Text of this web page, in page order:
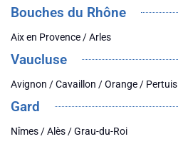
Bouches du Rhône
Aix en Provence / Arles
Vaucluse
Avignon / Cavaillon / Orange / Pertuis
Gard
Nîmes / Alès / Grau-du-Roi